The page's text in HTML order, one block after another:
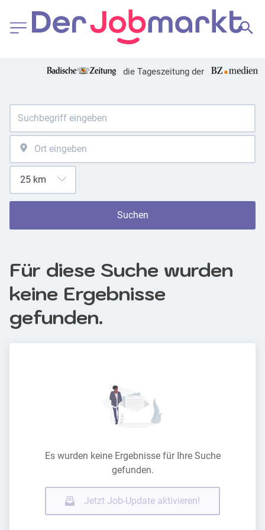
die Tageszeitung der
Suchen
Für diese Suche wurden
keine Ergebnisse
gefunden.
Es wurden keine Ergebnisse für Ihre Suche
gefunden.
Jetzt Job-Update aktivieren!